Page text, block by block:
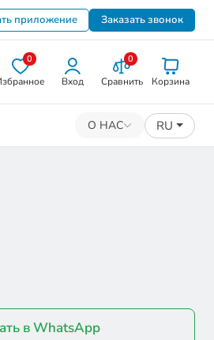
приложение Заказать звонок
0
Вход
0
Сравнить Корзина
О НАС RU
в WhatsApp